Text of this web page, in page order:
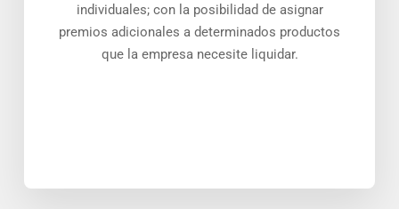
individuales; con la posibilidad de asignar
premios adicionales a determinados productos
que la empresa necesite liquidar.